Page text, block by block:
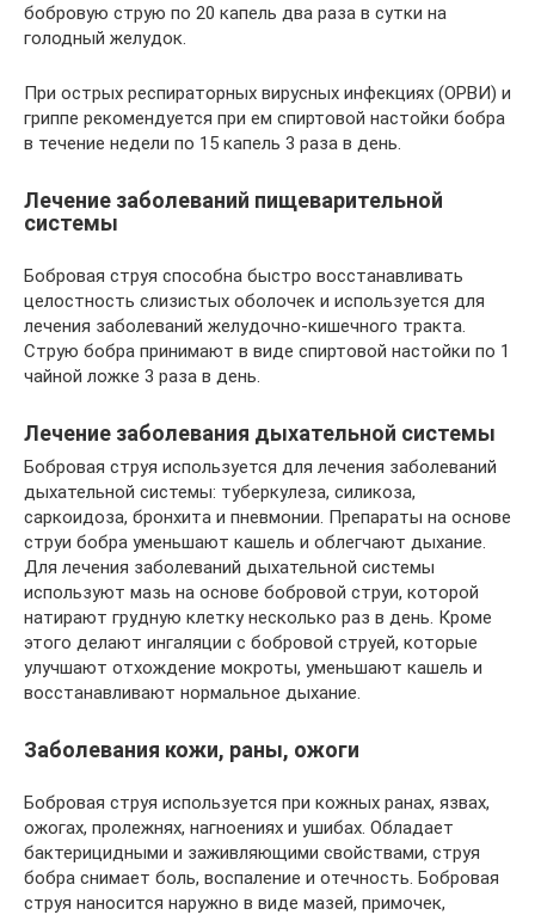
бобровую струю по 20 капель два раза в сутки на
голодный желудок.
При острых респираторных вирусных инфекциях (ОРВИ) и
гриппе рекомендуется при ем спиртовой настойки бобра
в течение недели по 15 капель 3 раза в день.
Лечение заболеваний пищеварительной
системы
Бобровая струя способна быстро восстанавливать
целостность слизистых оболочек и используется для
лечения заболеваний желудочно-кишечного тракта.
Струю бобра принимают в виде спиртовой настойки по 1
чайной ложке 3 раза в день.
Лечение заболевания дыхательной системы
Бобровая струя используется для лечения заболеваний
дыхательной системы: туберкулеза, силикоза,
саркоидоза, бронхита и пневмонии. Препараты на основе
струи бобра уменьшают кашель и облегчают дыхание.
Для лечения заболеваний дыхательной системы
используют мазь на основе бобровой струи, которой
натирают грудную клетку несколько раз в день. Кроме
этого делают ингаляции с бобровой струей, которые
улучшают отхождение мокроты, уменьшают кашель и
восстанавливают нормальное дыхание.
Заболевания кожи, раны, ожоги
Бобровая струя используется при кожных ранах, язвах,
ожогах, пролежнях, нагноениях и ушибах. Обладает
бактерицидными и заживляющими свойствами, струя
бобра снимает боль, воспаление и отечность. Бобровая
струя наносится наружно в виде мазей, примочек,